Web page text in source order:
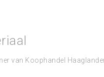
van Koophandel